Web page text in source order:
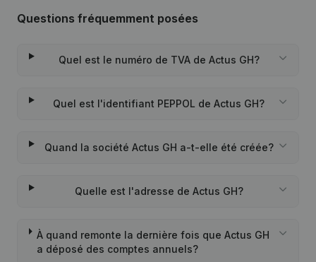
Questions fréquemment posées
Quel est le numéro de TVA de Actus GH?
Quel est l'identifiant PEPPOL de Actus GH?
Quand la société Actus GH a-t-elle été créée?
Quelle est l'adresse de Actus GH?
À quand remonte la dernière fois que Actus GH
a déposé des comptes annuels?